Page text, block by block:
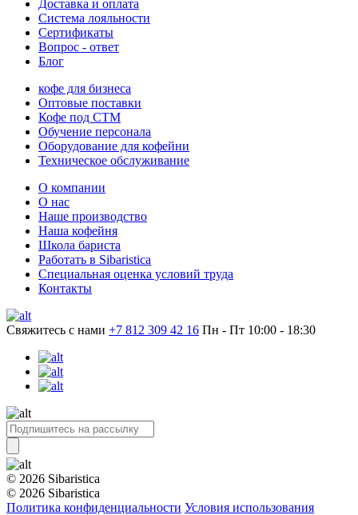
Доставка и оплата
Система лояльности
Сертификаты
Вопрос - ответ
Блог
кофе для бизнеса
Оптовые поставки
Кофе под СТМ
Обучение персонала
Оборудование для кофейни
Техническое обслуживание
О компании
О нас
Наше производство
Наша кофейня
Школа бариста
Работать в Sibaristica
Специальная оценка условий труда
Контакты
Свяжитесь с нами +7 812 309 42 16 Пн - Пт 10:00 - 18:30
© 2026 Sibaristica
© 2026 Sibaristica
Политика конфиденциальности Условия использования